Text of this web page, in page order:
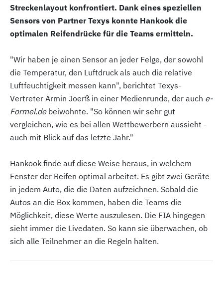
Streckenlayout konfrontiert. Dank eines speziellen
Sensors von Partner Texys konnte Hankook die
optimalen Reifendrücke für die Teams ermitteln.
"Wir haben je einen Sensor an jeder Felge, der sowohl
die Temperatur, den Luftdruck als auch die relative
Luftfeuchtigkeit messen kann", berichtet Texys-
Vertreter Armin Joerß in einer Medienrunde, der auch e-
Formel.debeiwohnte. "So können wir sehr gut
vergleichen, wie es bei allen Wettbewerbern aussieht -
auch mit Blick auf das letzte Jahr."
Hankook finde auf diese Weise heraus, in welchem
Fenster der Reifen optimal arbeitet. Es gibt zwei Geräte
in jedem Auto, die die Daten aufzeichnen. Sobald die
Autos an die Box kommen, haben die Teams die
Möglichkeit, diese Werte auszulesen. Die FIA hingegen
sieht immer die Livedaten. So kann sie überwachen, ob
sich alle Teilnehmer an die Regeln halten.